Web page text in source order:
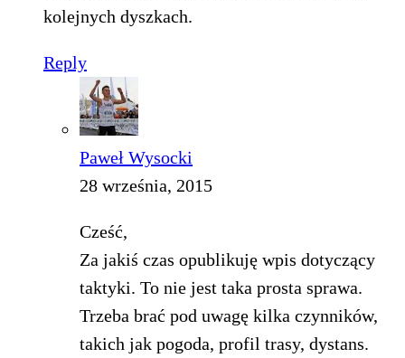
kolejnych dyszkach.
Reply
Paweł Wysocki
28 września, 2015
Cześć,
Za jakiś czas opublikuję wpis dotyczący
taktyki. To nie jest taka prosta sprawa.
Trzeba brać pod uwagę kilka czynników,
takich jak pogoda, profil trasy, dystans.